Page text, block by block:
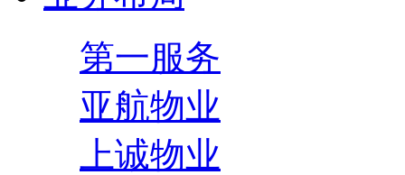
第一服务
亚航物业
上诚物业